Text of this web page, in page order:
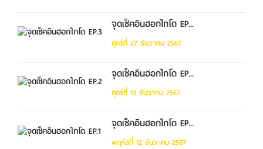
จุดเช็คอินฮอกไกโด EP...
ศุกร์ที่ 27 ธันวาคม 2567
จุดเช็คอินฮอกไกโด EP...
ศุกร์ที่ 13 ธันวาคม 2567
จุดเช็คอินฮอกไกโด EP...
พฤหัสที่ 12 ธันวาคม 2567